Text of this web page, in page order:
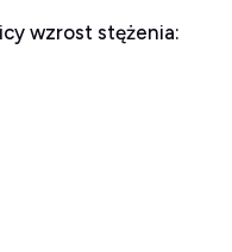
wzrost stężenia: